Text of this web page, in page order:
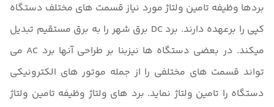
بردها وظیفه تامین ولتاژ مورد نیاز قسمت های مختلف دستگاه
کپی را برعهده دارند. برد DC برق شهر را به برق مستقیم تبدیل
میکند. در بعضی دستگاه ها نیزبنا بر طراحی آنها برد AC می
تواند قسمت های مختلفی را از جمله موتور های الکترونیکی
دستگاه را تامین ولتاژ نماید. برد های ولتاژ وظیفه تامین ولتاژ